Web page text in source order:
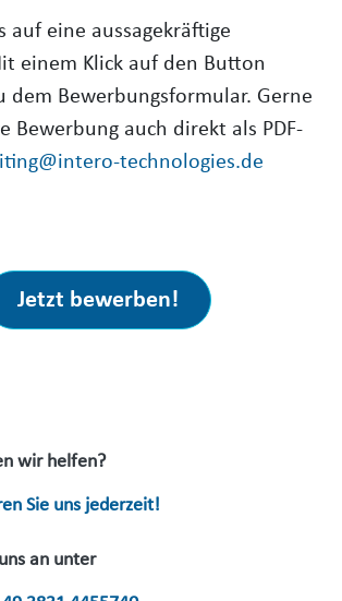
auf eine aussagekräftige
einem Klick auf den Button
dem Bewerbungsformular. Gerne
Bewerbung auch direkt als PDF-
technologies.de
Jetzt bewerben!
wir helfen?
Sie uns jederzeit!
an unter